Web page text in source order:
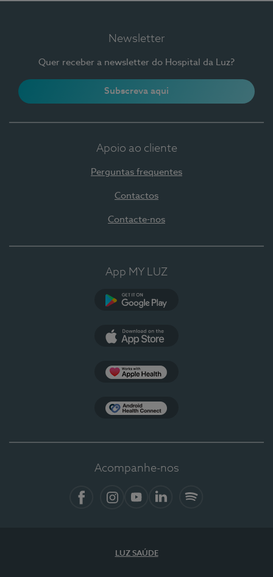
Newsletter
Quer receber a newsletter do Hospital da Luz?
Subscreva aqui
Apoio ao cliente
Perguntas frequentes
Contactos
Contacte-nos
App MY LUZ
Acompanhe-nos
LUZ SAÚDE